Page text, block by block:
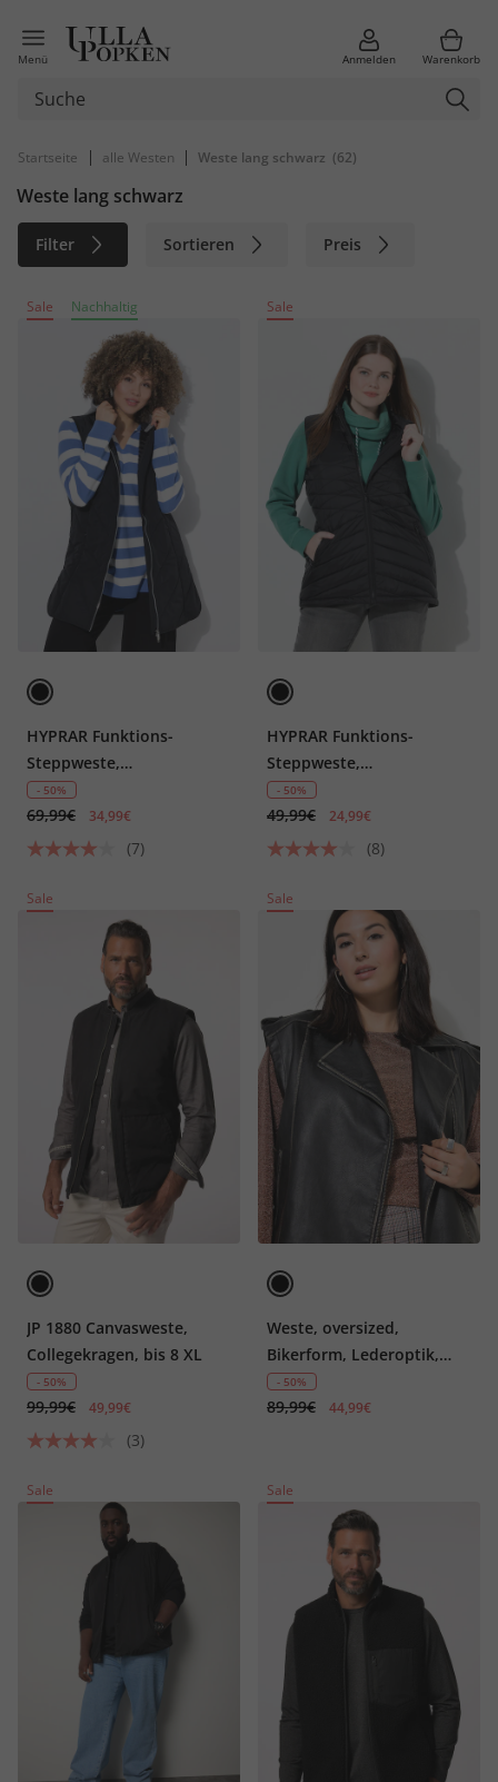
Menü Anmelden Warenkorb
Startseite | alle Westen | Weste lang schwarz (62)
Weste lang schwarz
Filter Sortieren Preis
Material
Sale Nachhaltig
HYPRAR Funktions-
Steppweste,
wasserabweisend, Kapuze
- 50%
69,99€ 34,99€
(7)
Sale
HYPRAR Funktions-
Steppweste,
wasserabweisend
- 50%
49,99€ 24,99€
(8)
Sale
JP 1880 Canvasweste,
Collegekragen, bis 8 XL
- 50%
99,99€ 49,99€
(3)
Sale
Weste, oversized,
Bikerform, Lederoptik,
Used-Look
- 50%
89,99€ 44,99€
Sale Sale